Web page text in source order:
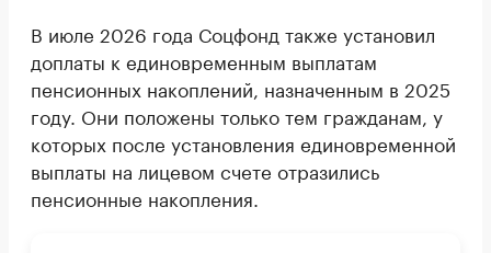
В июле 2026 года Соцфонд также установил
доплаты к единовременным выплатам
пенсионных накоплений, назначенным в 2025
году. Они положены только тем гражданам, у
которых после установления единовременной
выплаты на лицевом счете отразились
пенсионные накопления.